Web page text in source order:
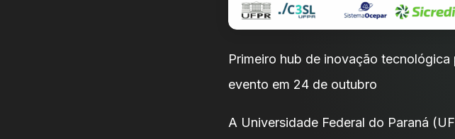
Primeiro hub de inovação
evento em 24 de outubro
A Universidade Federal do Paraná